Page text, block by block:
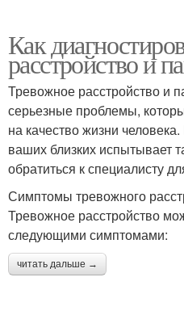
Как
расстройство и
Тревожное расстройство и
серьезные проблемы,
на качество жизни
ваших близких испытывает
обратиться к специалисту
Симптомы тревожного
Тревожное расстройство
следующими симптомами:
читать дальше →